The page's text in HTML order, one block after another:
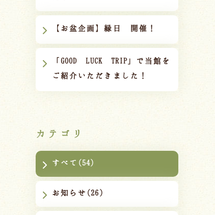
【お盆企画】縁日 開催！
「GOOD LUCK TRIP」で当館を
ご紹介いただきました！
カテゴリ
すべて(54)
お知らせ(26)